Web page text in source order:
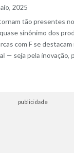
2025
tão presentes
sinônimo dos
com F se
— seja pela inovação,
publicidade